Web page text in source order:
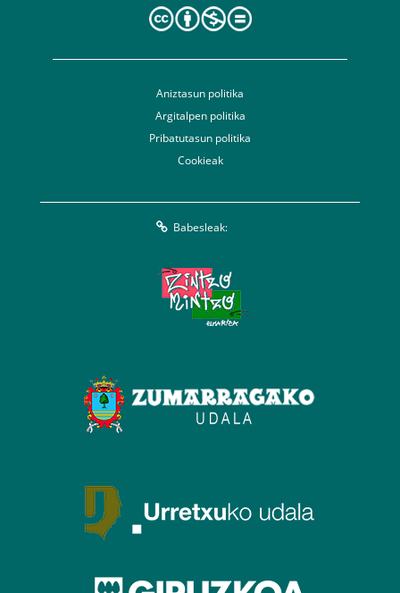
Aniztasun politika
Argitalpen politika
Pribatutasun politika
Cookieak
Babesleak: